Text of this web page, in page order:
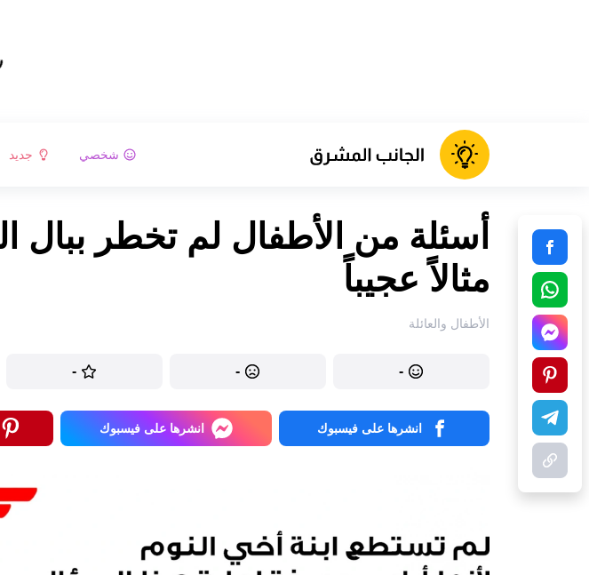
شخصي جديد
مثالاً عجيباً
الأطفال والعائلة
-
-
-
انشرها على فيسبوك انشرها على فيسبوك